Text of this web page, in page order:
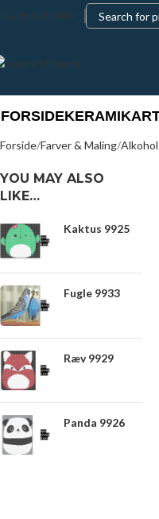
COUNTRY
FORSIDEKERAMIK
Forside Farver & Maling
YOU MAY ALSO
LIKE…
Kaktus 9925
Fugle 9933
Ræv 9929
Panda 9926